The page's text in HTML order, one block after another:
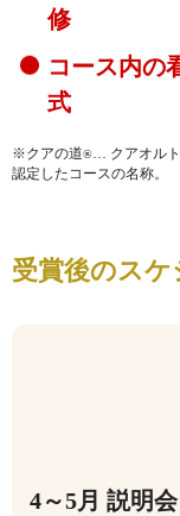
修
コース内の
式
※クアの道®… クアオル
認定したコースの名称。
受賞後のス
4～5月 説明